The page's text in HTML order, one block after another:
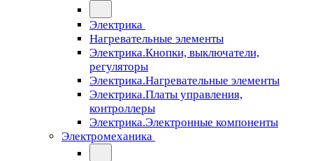
Электрика
Нагревательные элементы
Электрика.Кнопки, выключатели,
регуляторы
Электрика.Нагревательные элементы
Электрика.Платы управления,
контроллеры
Электрика.Электронные компоненты
Электромеханика